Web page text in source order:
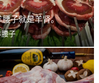
腰子就是羊肾。
子